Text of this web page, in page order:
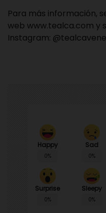
Para más información,
web www.tealca.com y
Instagram:
Happy
0%
Sad
0%
Surprise
0%
Sleepy
0%